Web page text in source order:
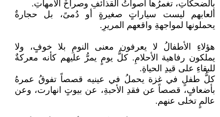
بالضحكاتِ، تغمرُها أصواتُ القذائفِ وصراخُ الأمهاتِ.
ألعابهم ليست سياراتٍ صغيرةٍ أو دُمىً، بل حجارةٌ
يحملونها لمواجهةِ واقعهم المريرِ.
هؤلاءِ الأطفالُ لا يعرفون معنى النومِ بلا خوفٍ، ولا
يملكون رفاهية الأحلامِ. كلُّ يومٍ يمرُّ عليهم كأنه معركةٌ
للبقاءِ على قيدِ الحياةِ.
كلُّ طفلٍ في غزة يحملُ في عينيه قصصاً تفوقُ عمرهُ
بأضعافٍ، قصصاً عن فقدِ الأحبةِ، عن بيوتٍ انهارت، وعن
عالمٍ تخلى عنهم.